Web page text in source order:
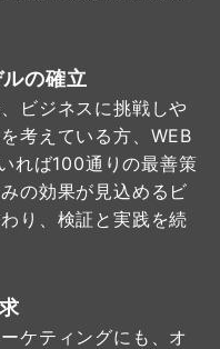
の確立
ビジネスに挑戦しや
考えている方、WEB
れば100通りの最善策
の効果が見込めるビ
り、検証と実践を続
ケティングにも、オ